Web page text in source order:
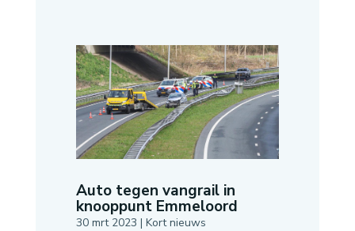
Auto tegen vangrail in
knooppunt Emmeloord
30 mrt 2023 | Kort nieuws